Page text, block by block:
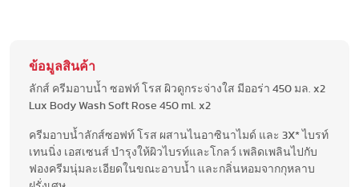
ข้อมูลสินค้า
ลักส์ ครีมอาบน้ำ ซอฟท์ โรส ผิวดูกระจ่างใส มีออร่า 450 มล. x2
Lux Body Wash Soft Rose 450 ml. x2
ครีมอาบน้ำลักส์ซอฟท์ โรส ผสานไนอาซินาไมด์ และ 3X* ไบรท์
เทนนิ่ง เอสเซนส์ บำรุงให้ผิวไบรท์และโกลว์ เพลิดเพลินไปกับ
ฟองครีมนุ่มละเอียดในขณะอาบน้ำ และกลิ่นหอมจากกุหลาบ